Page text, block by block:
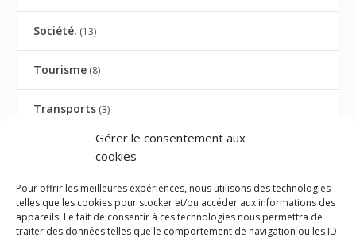
Gérer le consentement aux
cookies
Pour offrir les meilleures expériences, nous utilisons des technologies
telles que les cookies pour stocker et/ou accéder aux informations des
appareils. Le fait de consentir à ces technologies nous permettra de
traiter des données telles que le comportement de navigation ou les ID
Société. (13)
Tourisme (8)
Transports (3)
TRIBUNE AVOCATS(27)
Université(1)